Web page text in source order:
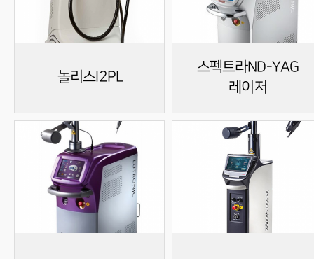
놀리스I2PL
스펙트라ND-YAG
레이저